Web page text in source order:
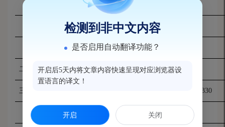
#工业 -
亿元
第三产业增加值 亿元
二、农业总产值 万元
三、规模以上工业总产值 1300330
规模以上工业增加值 万元
检测到非中文内容
是否启用自动翻译功能？
开启后5天内将文章内容快速呈现对应浏览器设
置语言的译文！
开启 关闭